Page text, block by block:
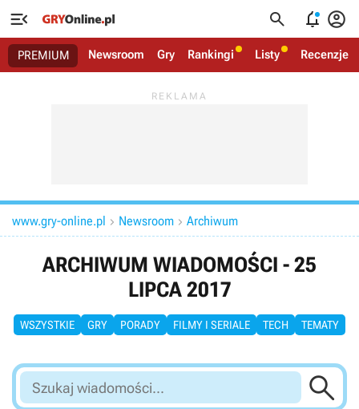
   
PREMIUM Newsroom Gry Rankingi Listy Recenzje
www.gry-online.pl  Newsroom  Archiwum
ARCHIWUM WIADOMOŚCI - 25
LIPCA 2017
WSZYSTKIE GRY PORADY FILMY I SERIALE TECH TEMATY
Szukaj
wiadomości...
